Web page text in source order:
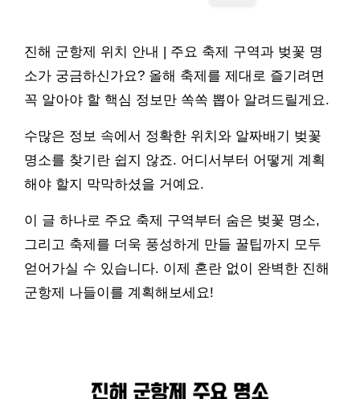
진해 군항제 위치 안내 | 주요 축제 구역과 벚꽃 명
소가 궁금하신가요? 올해 축제를 제대로 즐기려면
꼭 알아야 할 핵심 정보만 쏙쏙 뽑아 알려드릴게요.
수많은 정보 속에서 정확한 위치와 알짜배기 벚꽃
명소를 찾기란 쉽지 않죠. 어디서부터 어떻게 계획
해야 할지 막막하셨을 거예요.
이 글 하나로 주요 축제 구역부터 숨은 벚꽃 명소,
그리고 축제를 더욱 풍성하게 만들 꿀팁까지 모두
얻어가실 수 있습니다. 이제 혼란 없이 완벽한 진해
군항제 나들이를 계획해보세요!